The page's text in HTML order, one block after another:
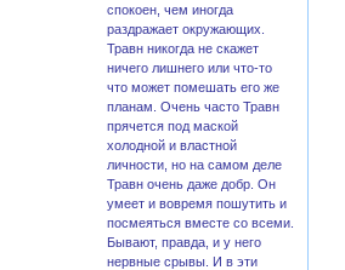
спокоен, чем иногда
раздражает окружающих.
Травн никогда не скажет
ничего лишнего или что-то
что может помешать его же
планам. Очень часто Травн
прячется под маской
холодной и властной
личности, но на самом деле
Травн очень даже добр. Он
умеет и вовремя пошутить и
посмеяться вместе со всеми.
Бывают, правда, и у него
нервные срывы. И в эти